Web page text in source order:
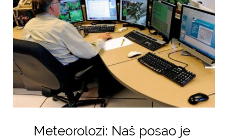
Meteorolozi: Naš posao je